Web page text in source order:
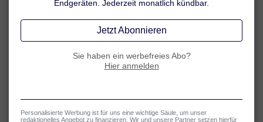
Weltdiabetestag:
Die wichtigsten Fakten
Was genau verbirgt sich hinter dem Weltdiabetestag? Warum wird
dieser Tag immer am 14. November begangen? Und was hat es mit
der „Blue Monument Challenge“ auf sich? Hier finden Sie die
Mehr erfahren